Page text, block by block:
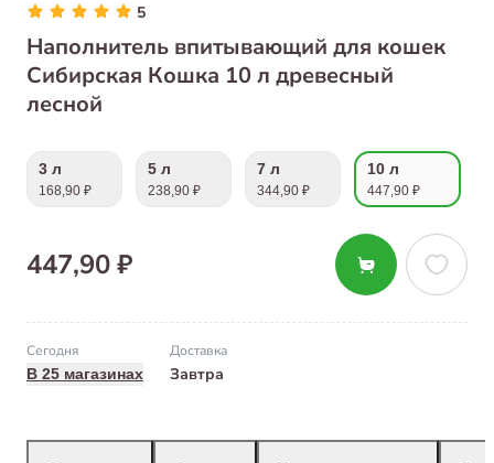
5
Наполнитель впитывающий для кошек
Сибирская Кошка 10 л древесный
лесной
3 л
168,90 ₽
5 л
238,90 ₽
7 л
344,90 ₽
10 л
447,90 ₽
447,90 ₽
Сегодня
В 25 магазинах
Доставка
Завтра